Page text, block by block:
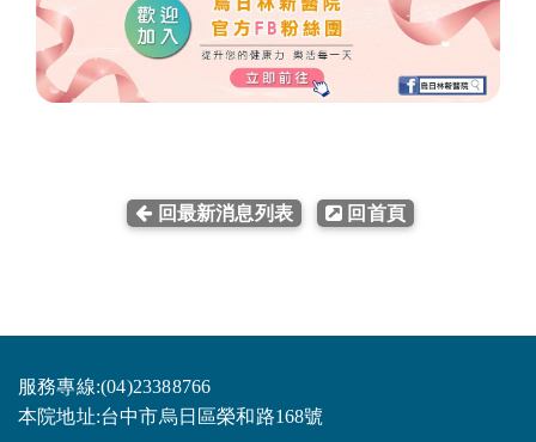
回最新消息列表 回首頁
服務專線:(04)23388766
本院地址:台中市烏日區榮和路168號